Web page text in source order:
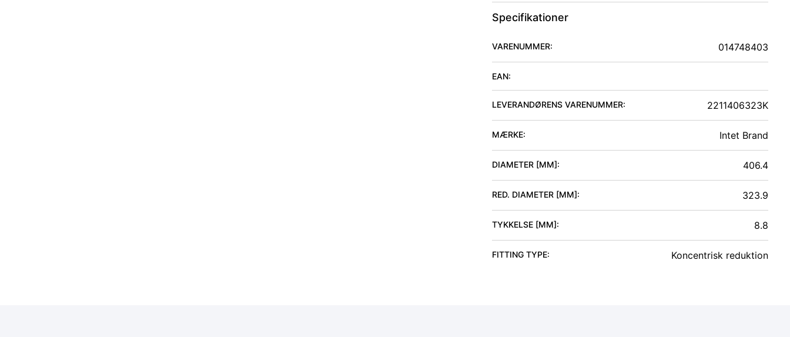
Specifikationer
VARENUMMER: 014748403
EAN:
LEVERANDØRENS VARENUMMER: 2211406323K
MÆRKE: Intet Brand
DIAMETER [MM]: 406.4
RED. DIAMETER [MM]: 323.9
TYKKELSE [MM]: 8.8
FITTING TYPE: Koncentrisk reduktion